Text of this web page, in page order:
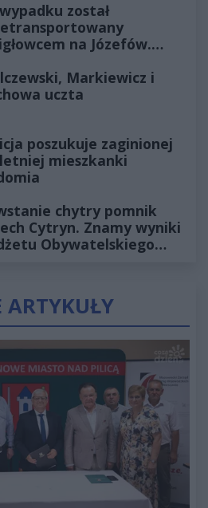
został
na Józefów.
Markiewicz i
uczta
poszukuje zaginionej
mieszkanki
chytry pomnik
Cytryn. Znamy wyniki
Obywatelskiego
ARTYKUŁY